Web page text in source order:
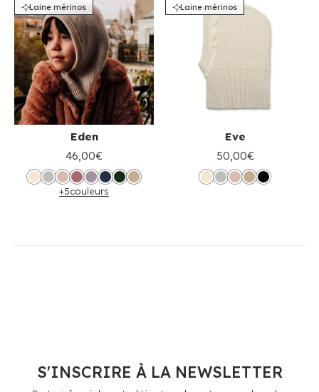
Laine mérinos
Eden
46,00€
+5couleurs
Laine mérinos
Eve
50,00€
S'INSCRIRE À LA NEWSLETTER